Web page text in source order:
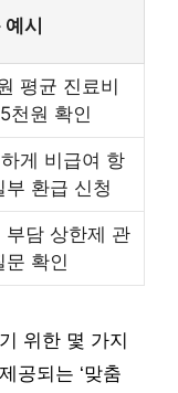
시
평균 진료비
천원 확인
게 비급여 항
부 환급 신청
부담 상한제 관
문 확인
위한 몇 가지
공되는 ‘맞춤